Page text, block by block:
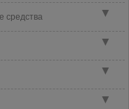
▼
средства
▼
▼
▼